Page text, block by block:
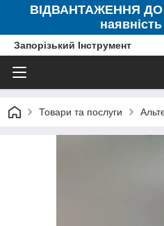
ВІДВАНТАЖЕННЯ ДО
Запорізький Інструмент
Товари та послуги